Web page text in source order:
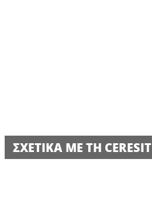
ΣΧΕΤΙΚΆ ΜΕ ΤΗ CERESIT